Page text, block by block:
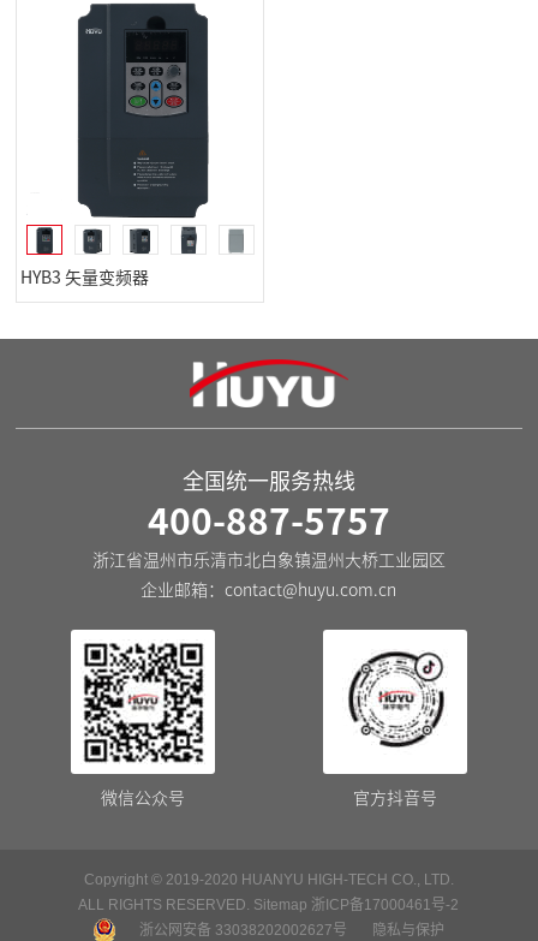
HYB3 矢量变频器
全国统一服务热线
400-887-5757
浙江省温州市乐清市北白象镇温州大桥工业园区
企业邮箱： contact@huyu.com.cn
微信公众号 官方抖音号
Copyright © 2019-2020 HUANYU HIGH-TECH CO., LTD.
ALL RIGHTS RESERVED. Sitemap 浙ICP备17000461号-2
浙公网安备 33038202002627号
隐私与保护